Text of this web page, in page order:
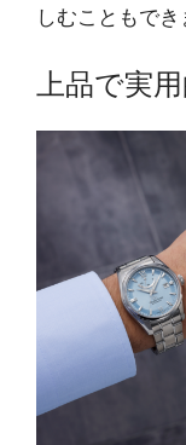
しむこともでき
上品で実